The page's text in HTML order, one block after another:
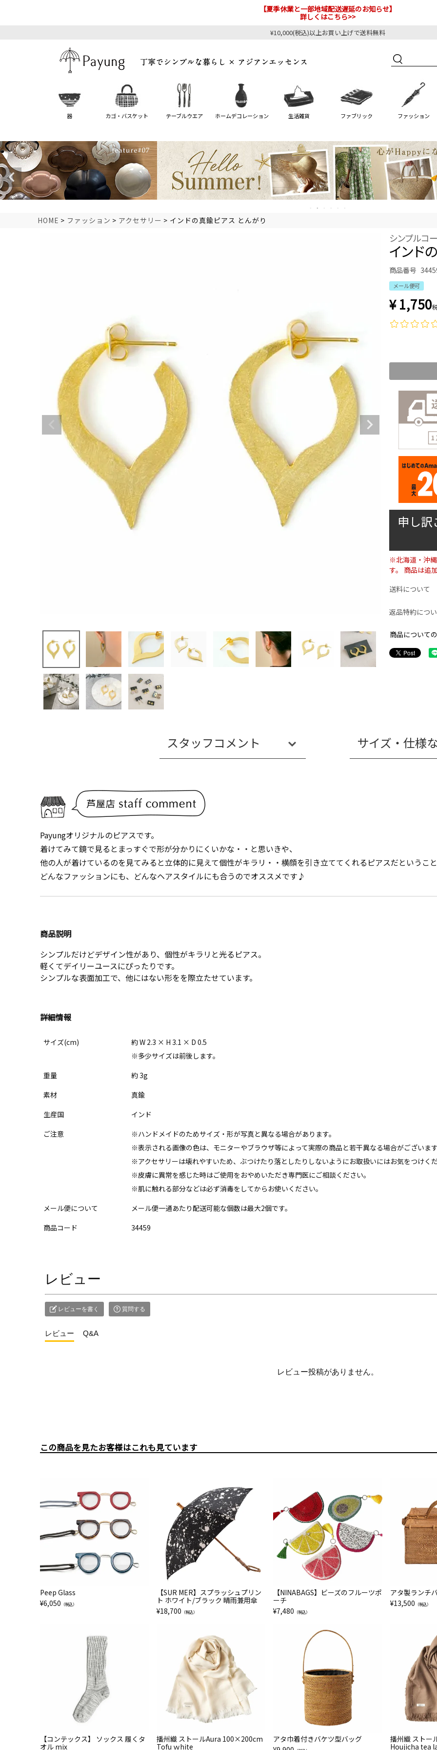
【夏季休業と一部地域配送遅延のお知らせ】
詳しくはこちら>>
¥10,000(税込)以上お買い上げで送料無料
器 カゴ・バスケット テーブルウエア ホームデコレーション 生活雑貨 ファブリック ファッション
HOME ファッション アクセサリー インドの真鍮ピアス とんがり
シンプルコ
インド
商品番号
メール便可
¥1,750
申し
※北海道・沖
す。 商品は追
送料について
返品特約につ
商品について
スタッフコメント サイズ・仕様
Payungオリジナルのピアスです。
着けてみて鏡で見るとまっすぐで形が分かりにくいかな・・と思いきや、
他の人が着けているのを見てみると立体的に見えて個性がキラリ・・横顔を引き立ててくれるピアスだというこ
どんなファッションにも、どんなヘアスタイルにも合うのでオススメです♪
商品説明
シンプルだけどデザイン性があり、個性がキラリと光るピアス。
軽くてデイリーユースにぴったりです。
シンプルな表面加工で、他にはない形をを際立たせています。
詳細情報
サイズ(cm)
約 W 2.3 × H 3.1 × D 0.5
※多少サイズは前後します。
重量
約 3g
素材
真鍮
生産国
インド
ご注意
※ハンドメイドのためサイズ・形が写真と異なる場合があります。
※表示される画像の色は、モニターやブラウザ等によって実際の商品と若干異なる場合がございます
※アクセサリーは壊れやすいため、ぶつけたり落としたりしないようにお取扱いにはお気をつけくだ
※皮膚に異常を感じた時はご使用をおやめいただき専門医にご相談ください。
※肌に触れる部分などは必ず消毒をしてからお使いください。
メール便について
メール便一通あたり配送可能な個数は最大2個です。
商品コード
34459
レビュー
レビューを書く 質問する
レビュー Q&A
レビュー投稿がありません。
この商品を見たお客様はこれも見ています
Peep Glass
¥6,050 （税込）
【SUR MER】スプラッシュプリン
ト ホワイト/ブラック 晴雨兼用傘
¥18,700 （税込）
【NINABAGS】ビーズのフルーツポ
ーチ
¥7,480 （税込）
アタ製ランチ
¥13,500 （税込）
【コンテックス】 ソックス 履くタ
オル mix
播州織 ストールAura 100×200cm
Tofu ｗhite
アタ巾着付きバケツ型バッグ
播州織 スト
Houjicha tea